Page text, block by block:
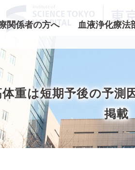
関係者の方へ 血液浄化療法
重は短期予後の予
掲載